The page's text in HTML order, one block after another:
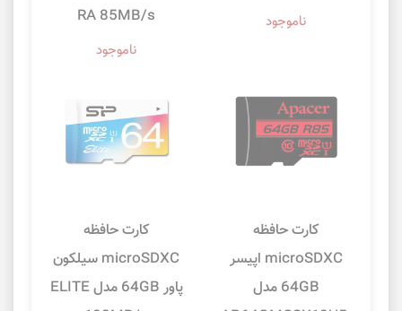
ناموجود
RA 85MB/s
ناموجود
کارت حافظه
microSDXC اپیسر
64GB مدل
کارت حافظه
microSDXC سیلکون
پاور 64GB مدل ELITE